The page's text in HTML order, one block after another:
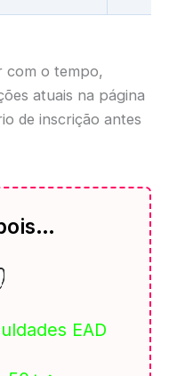
com o tempo,
atuais na página
de inscrição antes
EAD